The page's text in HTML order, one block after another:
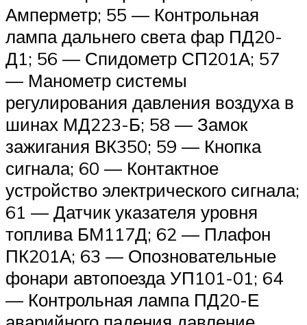
Амперметр; 55 — Контрольная
лампа дальнего света фар ПД20-
Д1; 56 — Спидометр СП201А; 57
— Манометр системы
регулирования давления воздуха в
шинах МД223-Б; 58 — Замок
зажигания ВК350; 59 — Кнопка
сигнала; 60 — Контактное
устройство электрического сигнала;
61 — Датчик указателя уровня
топлива БМ117Д; 62 — Плафон
ПК201А; 63 — Опозновательные
фонари автопоезда УП101-01; 64
— Контрольная лампа ПД20-Е